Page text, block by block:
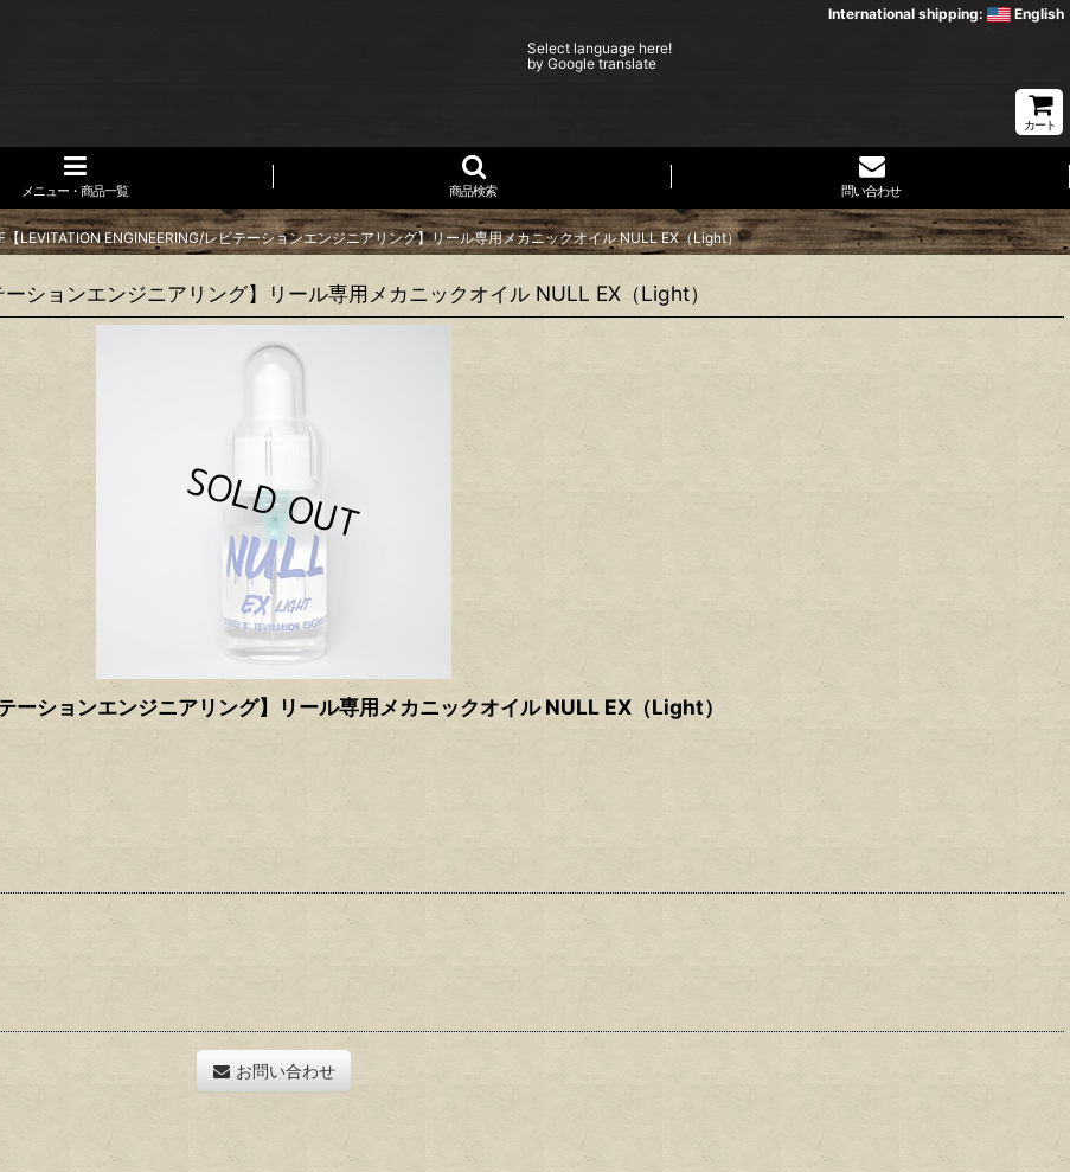
International shipping: English
Select language here!
by Google translate
カート
メニュー・商品一覧 商品検索 問い合わせ
LEVITATION ENGINEERING/レビテーションエンジニアリング】リール専用メカニックオイル NULL EX（Light）
ションエンジニアリング】リール専用メカニックオイル NULL EX（Light）
ションエンジニアリング】リール専用メカニックオイル NULL EX（Light）
お問い合わせ